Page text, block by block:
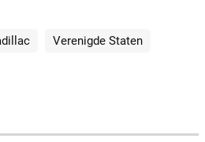
Verenigde Staten